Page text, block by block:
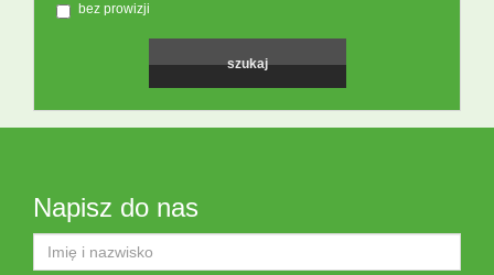
bez prowizji
Napisz do nas